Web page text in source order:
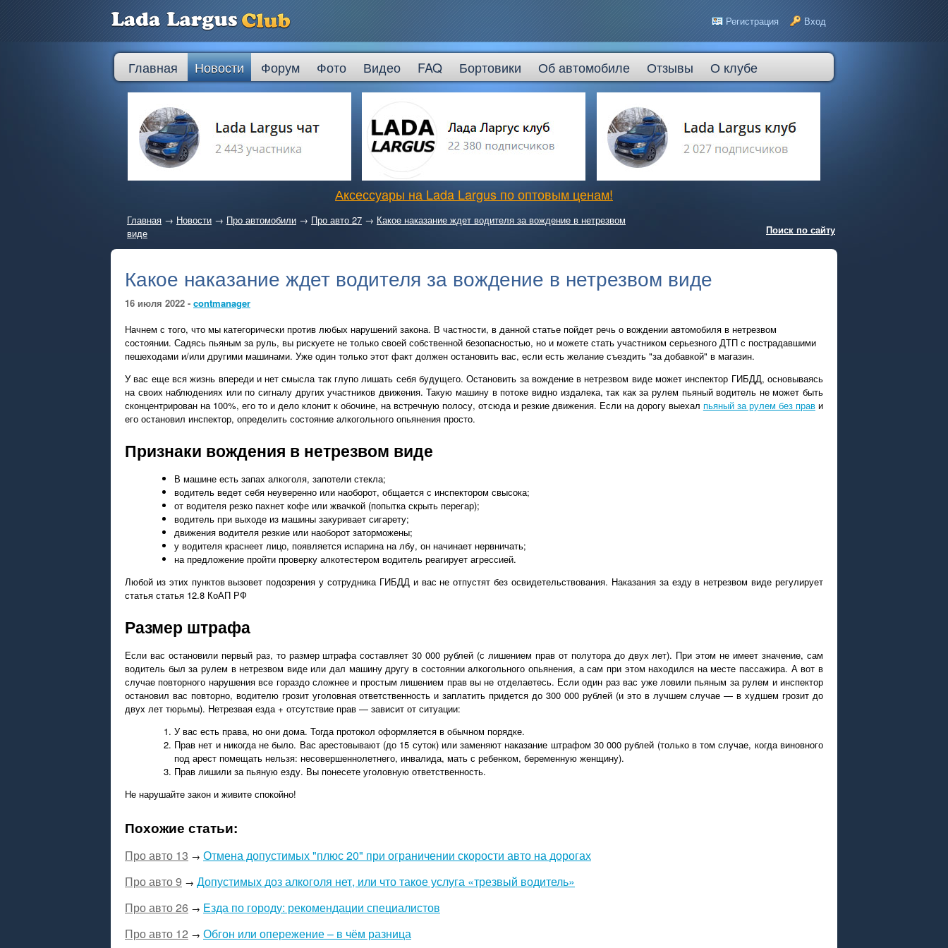
Регистрация Вход
Главная Новости Форум Фото Видео FAQ Бортовики Об автомобиле Отзывы О клубе
Аксессуары на Lada Largus по оптовым ценам!
Главная → Новости → Про автомобили → Про авто 27 → Какое наказание ждет водителя за вождение в нетрезвом
виде
Поиск по сайту
Какое наказание ждет водителя за вождение в нетрезвом виде
16 июля 2022 - contmanager
Начнем с того, что мы категорически против любых нарушений закона. В частности, в данной статье пойдет речь о вождении автомобиля в нетрезвом
состоянии. Садясь пьяным за руль, вы рискуете не только своей собственной безопасностью, но и можете стать участником серьезного ДТП с пострадавшими
пешеходами и/или другими машинами. Уже один только этот факт должен остановить вас, если есть желание съездить "за добавкой" в магазин.
У вас еще вся жизнь впереди и нет смысла так глупо лишать себя будущего. Остановить за вождение в нетрезвом виде может инспектор ГИБДД, основываясь
на своих наблюдениях или по сигналу других участников движения. Такую машину в потоке видно издалека, так как за рулем пьяный водитель не может быть
сконцентрирован на 100%, его то и дело клонит к обочине, на встречную полосу, отсюда и резкие движения. Если на дорогу выехал пьяный за рулем без прави
его остановил инспектор, определить состояние алкогольного опьянения просто.
Признаки вождения в нетрезвом виде
В машине есть запах алкоголя, запотели стекла;
водитель ведет себя неуверенно или наоборот, общается с инспектором свысока;
от водителя резко пахнет кофе или жвачкой (попытка скрыть перегар);
водитель при выходе из машины закуривает сигарету;
движения водителя резкие или наоборот заторможены;
у водителя краснеет лицо, появляется испарина на лбу, он начинает нервничать;
на предложение пройти проверку алкотестером водитель реагирует агрессией.
Любой из этих пунктов вызовет подозрения у сотрудника ГИБДД и вас не отпустят без освидетельствования. Наказания за езду в нетрезвом виде регулирует
статья статья 12.8 КоАП РФ
Размер штрафа
Если вас остановили первый раз, то размер штрафа составляет 30 000 рублей (с лишением прав от полутора до двух лет). При этом не имеет значение, сам
водитель был за рулем в нетрезвом виде или дал машину другу в состоянии алкогольного опьянения, а сам при этом находился на месте пассажира. А вот в
случае повторного нарушения все гораздо сложнее и простым лишением прав вы не отделаетесь. Если один раз вас уже ловили пьяным за рулем и инспектор
остановил вас повторно, водителю грозит уголовная ответственность и заплатить придется до 300 000 рублей (и это в лучшем случае — в худшем грозит до
двух лет тюрьмы). Нетрезвая езда + отсутствие прав — зависит от ситуации:
У вас есть права, но они дома. Тогда протокол оформляется в обычном порядке.
Прав нет и никогда не было. Вас арестовывают (до 15 суток) или заменяют наказание штрафом 30 000 рублей (только в том случае, когда виновного
под арест помещать нельзя: несовершеннолетнего, инвалида, мать с ребенком, беременную женщину).
Прав лишили за пьяную езду. Вы понесете уголовную ответственность.
Не нарушайте закон и живите спокойно!
Похожие статьи:
Про авто 13 → Отмена допустимых "плюс 20" при ограничении скорости авто на дорогах
Про авто 9 → Допустимых доз алкоголя нет, или что такое услуга «трезвый водитель»
Про авто 26 → Езда по городу: рекомендации специалистов
Про авто 12 → Обгон или опережение – в чём разница